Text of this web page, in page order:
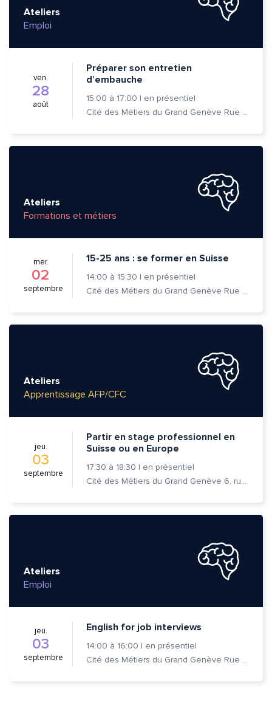
Ateliers
Emploi
ven.
28
août
Préparer son entretien
d’embauche
15:00 à 17:00 | en présentiel
Cité des Métiers du Grand Genève Rue Prévost-Martin 6 1205 Genève
Ateliers
Formations et métiers
mer.
02
septembre
15-25 ans : se former en Suisse
14:00 à 15:30 | en présentiel
Cité des Métiers du Grand Genève Rue Prévost-Martin 6 1205 Genève
Ateliers
Apprentissage AFP/CFC
jeu.
03
septembre
Partir en stage professionnel en
Suisse ou en Europe
17:30 à 18:30 | en présentiel
Cité des Métiers du Grand Genève 6, rue Prévost-Martin 1205 Genève
Ateliers
Emploi
jeu.
03
septembre
English for job interviews
14:00 à 16:00 | en présentiel
Cité des Métiers du Grand Genève Rue Prévost-Martin 6 1205 Genève